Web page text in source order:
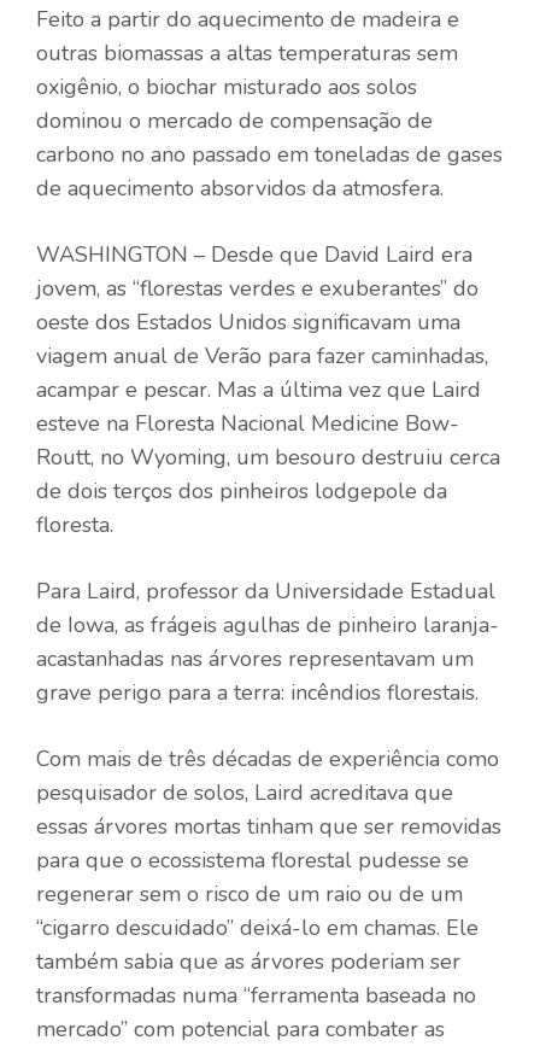
Feito a partir do aquecimento de madeira e
outras biomassas a altas temperaturas sem
oxigênio, o biochar misturado aos solos
dominou o mercado de compensação de
carbono no ano passado em toneladas de gases
de aquecimento absorvidos da atmosfera.
WASHINGTON – Desde que David Laird era
jovem, as “florestas verdes e exuberantes” do
oeste dos Estados Unidos significavam uma
viagem anual de Verão para fazer caminhadas,
acampar e pescar. Mas a última vez que Laird
esteve na Floresta Nacional Medicine Bow-
Routt, no Wyoming, um besouro destruiu cerca
de dois terços dos pinheiros lodgepole da
floresta.
Para Laird, professor da Universidade Estadual
de Iowa, as frágeis agulhas de pinheiro laranja-
acastanhadas nas árvores representavam um
grave perigo para a terra: incêndios florestais.
Com mais de três décadas de experiência como
pesquisador de solos, Laird acreditava que
essas árvores mortas tinham que ser removidas
para que o ecossistema florestal pudesse se
regenerar sem o risco de um raio ou de um
“cigarro descuidado” deixá-lo em chamas. Ele
também sabia que as árvores poderiam ser
transformadas numa “ferramenta baseada no
mercado” com potencial para combater as